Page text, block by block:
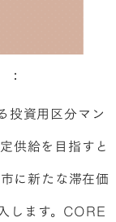
：
資用区分マン
供給を目指すと
に新たな滞在価
します。CORE